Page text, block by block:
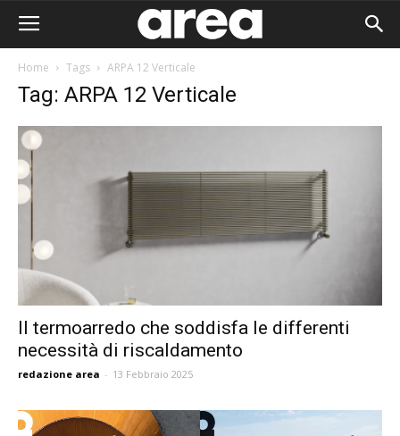
Home Tags ARPA 12 Verticale
Tag: ARPA 12 Verticale
Il termoarredo che soddisfa le differenti
necessità di riscaldamento
redazione area - 13 Febbraio 2025